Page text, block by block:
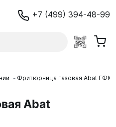
+7 (499) 394-48-99
Фритюрница газовая Abat ГФК-
Abat